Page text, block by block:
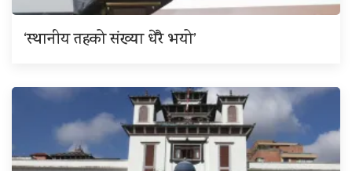
‘स्थानीय तहको संख्या धेरै भयो’